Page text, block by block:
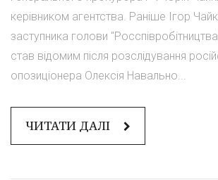
керівником агентства. Раніше Ігор
заступника голови
став відомим після розслідування
опозиціонера Олексія Навально...
ЧИТАТИ ДАЛІ